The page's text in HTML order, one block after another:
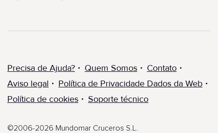
Precisa de Ajuda? Quem Somos
Contato
Aviso legal
Política de Privacidade Dados da Web
Política de cookies
Soporte técnico
©2006-2026 Mundomar Cruceros S.L.